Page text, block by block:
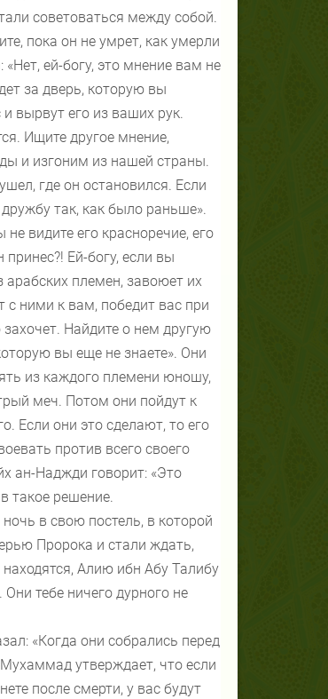
советоваться между собой.
пока он не умрет, как умерли
ей-богу, это мнение вам не
за дверь, которую вы
вырвут его из ваших рук.
Ищите другое мнение,
и изгоним из нашей страны.
где он остановился. Если
так, как было раньше».
видите его красноречие, его
Ей-богу, если вы
арабских племен, завоюет их
ними к вам, победит вас при
Найдите о нем другую
вы еще не знаете». Они
из каждого племени юношу,
меч. Потом они пойдут к
Если они это сделают, то его
против всего своего
ан-Наджди говорит: «Это
такое решение.
в свою постель, в которой
Пророка и стали ждать,
Алию ибн Абу Талибу
тебе ничего дурного не
«Когда они собрались перед
утверждает, что если
после смерти, у вас будут